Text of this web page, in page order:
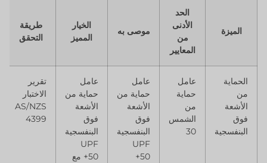
الميزة
الحد
الأدنى
من
المعايير
موصى به
الخيار
المميز
طريقة
التحقق
الحماية
من
الأشعة
فوق
البنفسجية
عامل
حماية
من
الشمس
30
عامل
حماية من
الأشعة
فوق
البنفسجية
UPF
50+
عامل
حماية من
الأشعة
فوق
البنفسجية
UPF
50+ مع
تقرير
الاختبار
AS/NZS
4399